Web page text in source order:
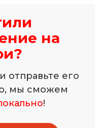
на
отправьте его
мы сможем
!